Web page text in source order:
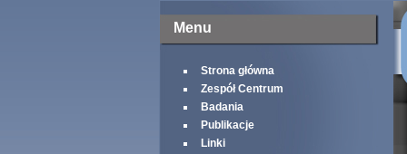
Menu
Strona główna
Zespół Centrum
Badania
Publikacje
Linki